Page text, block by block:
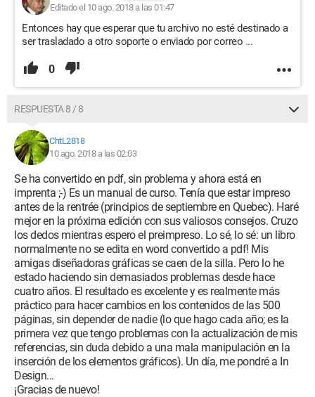
Editado el 10 ago. 2018 a las 01:47
Entonces hay que esperar que tu archivo no esté destinado a
ser trasladado a otro soporte o enviado por correo ...
0
RESPUESTA 8 / 8
ChtL2818
10 ago. 2018 a las 02:03
Se ha convertido en pdf, sin problema y ahora está en
imprenta ;-) Es un manual de curso. Tenía que estar impreso
antes de la rentrée (principios de septiembre en Quebec). Haré
mejor en la próxima edición con sus valiosos consejos. Cruzo
los dedos mientras espero el preimpreso. Lo sé, lo sé: un libro
normalmente no se edita en word convertido a pdf! Mis
amigas diseñadoras gráficas se caen de la silla. Pero lo he
estado haciendo sin demasiados problemas desde hace
cuatro años. El resultado es excelente y es realmente más
práctico para hacer cambios en los contenidos de las 500
páginas, sin depender de nadie (lo que hago cada año; es la
primera vez que tengo problemas con la actualización de mis
referencias, sin duda debido a una mala manipulación en la
inserción de los elementos gráficos). Un día, me pondré a In
Design...
¡Gracias de nuevo!